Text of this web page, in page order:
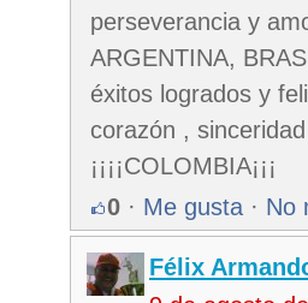
perseverancia y
ARGENTINA,
éxitos logrados y
corazón ,
¡¡¡¡COLOMBIA¡¡¡
0 · Me gusta · No
Félix